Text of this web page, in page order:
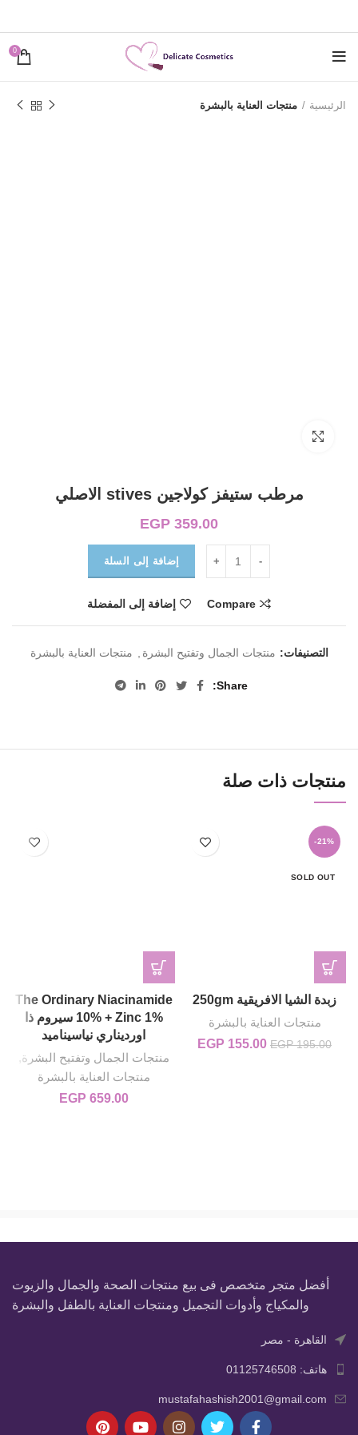
0
الرئيسية منتجات العناية بالبشرة
مرطب ستيفز كولاجين stives الاصلي
EGP 359.00
إضافة إلى السلة
Compare إضافة إلى المفضلة
التصنيفات: منتجات الجمال وتفتيح البشرة منتجات العناية بالبشرة
Share
منتجات ذات صلة
-21%
SOLD OUT
زبدة الشيا الافريقية 250gm
منتجات العناية بالبشرة
EGP195.00 السعر الأصلي هو: EGP 195.00.
EGP 155.00 السعر الحالي هو: EGP 155.00.
The Ordinary Niacinamide
10% + Zinc 1% سيروم ذا
اورديناري نياسيناميد
منتجات الجمال وتفتيح البشرة,
منتجات العناية بالبشرة
EGP 659.00
أفضل متجر متخصص فى بيع منتجات الصحة والجمال والزيوت
والمكياج وأدوات التجميل ومنتجات العناية بالطفل والبشرة
القاهرة - مصر
هاتف: 01125746508
mustafahashish2001@gmail.com